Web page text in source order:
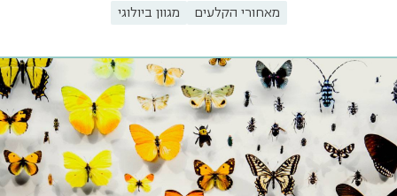
מאחורי הקלעים מגוון ביולוגי